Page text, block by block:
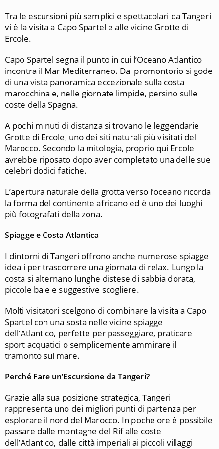
Tra le escursioni più semplici e spettacolari da Tangeri
vi è la visita a Capo Spartel e alle vicine Grotte di
Ercole.
Capo Spartel segna il punto in cui l’Oceano Atlantico
incontra il Mar Mediterraneo. Dal promontorio si gode
di una vista panoramica eccezionale sulla costa
marocchina e, nelle giornate limpide, persino sulle
coste della Spagna.
A pochi minuti di distanza si trovano le leggendarie
Grotte di Ercole, uno dei siti naturali più visitati del
Marocco. Secondo la mitologia, proprio qui Ercole
avrebbe riposato dopo aver completato una delle sue
celebri dodici fatiche.
L’apertura naturale della grotta verso l’oceano ricorda
la forma del continente africano ed è uno dei luoghi
più fotografati della zona.
Spiagge e Costa Atlantica
I dintorni di Tangeri offrono anche numerose spiagge
ideali per trascorrere una giornata di relax. Lungo la
costa si alternano lunghe distese di sabbia dorata,
piccole baie e suggestive scogliere.
Molti visitatori scelgono di combinare la visita a Capo
Spartel con una sosta nelle vicine spiagge
dell’Atlantico, perfette per passeggiare, praticare
sport acquatici o semplicemente ammirare il
tramonto sul mare.
Perché Fare un’Escursione da Tangeri?
Grazie alla sua posizione strategica, Tangeri
rappresenta uno dei migliori punti di partenza per
esplorare il nord del Marocco. In poche ore è possibile
passare dalle montagne del Rif alle coste
dell’Atlantico, dalle città imperiali ai piccoli villaggi